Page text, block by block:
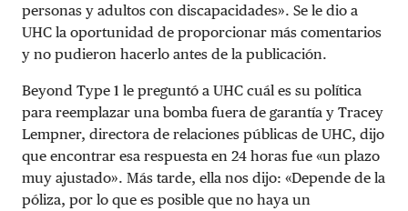
personas y adultos con discapacidades». Se le dio a
UHC la oportunidad de proporcionar más comentarios
y no pudieron hacerlo antes de la publicación.
Beyond Type 1 le preguntó a UHC cuál es su política
para reemplazar una bomba fuera de garantía y Tracey
Lempner, directora de relaciones públicas de UHC, dijo
que encontrar esa respuesta en 24 horas fue «un plazo
muy ajustado». Más tarde, ella nos dijo: «Depende de la
póliza, por lo que es posible que no haya un